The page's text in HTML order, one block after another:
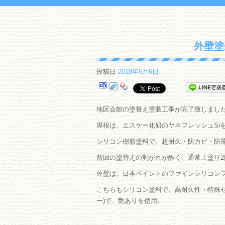
外壁
投稿日 2018年5月6日
地区会館の塗替え塗装工事が完了致しまし
屋根は、エスケー化研のヤネフレッシュSi
シリコン樹脂塗料で、超耐久・防カビ・防
前回の塗替えの剥がれが酷く、通常上塗り
外壁は、日本ペイントのファインシリコン
こちらもシリコン塗料で、高耐久性・特殊
ー)で、艶ありを使用。